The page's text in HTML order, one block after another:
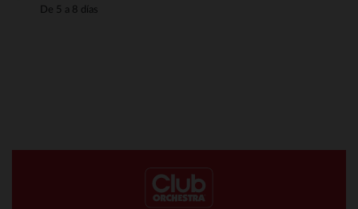
De 5 a 8 días